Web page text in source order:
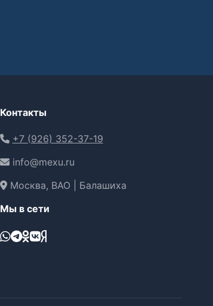
Контакты
+7 (926) 352-37-19
info@mexu.ru
Москва, ВАО | Балашиха
Мы в сети